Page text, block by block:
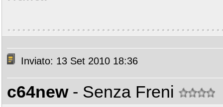
Inviato: 13 Set 2010 18:36
c64new - Senza Freni